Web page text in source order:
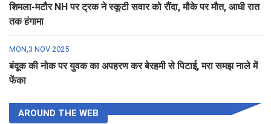
शिमला-मटौर NH पर ट्रक ने स्कूटी सवार को रौंदा, मौके पर मौत, आधी रात
तक हंगामा
MON,3 NOV 2025
बंदूक की नोक पर युवक का अपहरण कर बेरहमी से पिटाई, मरा समझ नाले में
फेंका
AROUND THE WEB